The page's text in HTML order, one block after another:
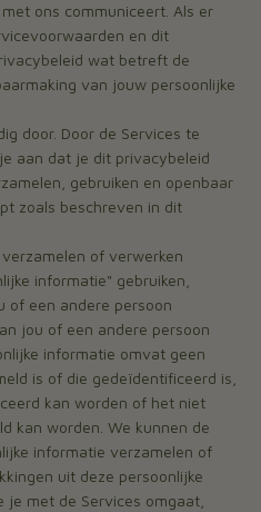
ons communiceert. Als er
en dit
wat betreft de
van jouw persoonlijke
door. Door de Services te
aan dat je dit privacybeleid
gebruiken en openbaar
zoals beschreven in dit
of verwerken
informatie" gebruiken,
of een andere persoon
jou of een andere persoon
informatie omvat geen
is of die gedeïdentificeerd is,
kan worden of het niet
kan worden. We kunnen de
informatie verzamelen of
uit deze persoonlijke
met de Services omgaat,